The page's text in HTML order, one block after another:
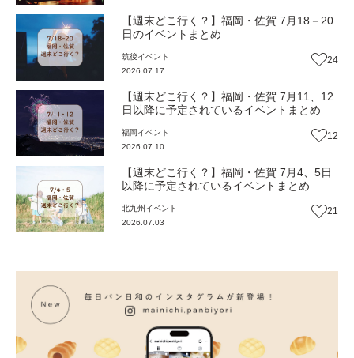
【週末どこ行く？】福岡・佐賀 7月18－20
日のイベントまとめ
筑後イベント
2026.07.17
24
【週末どこ行く？】福岡・佐賀 7月11、12
日以降に予定されているイベントまとめ
福岡 イベント
2026.07.10
12
【週末どこ行く？】福岡・佐賀 7月4、5日
以降に予定されているイベントまとめ
北九州 イベント
2026.07.03
21